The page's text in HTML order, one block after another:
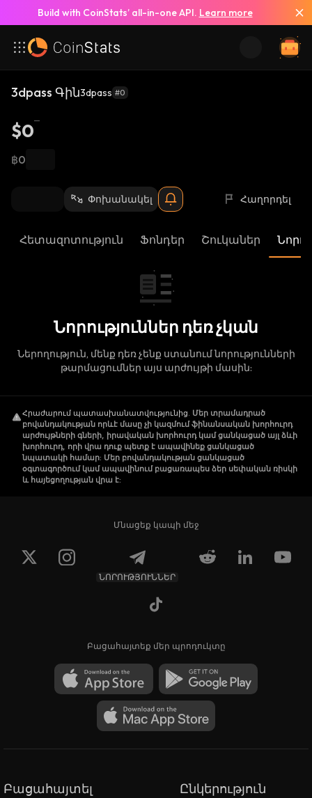
Build with CoinStats’ all-in-one API. Learn more
3dpass Գին3dpass #0
$0
฿0
Փոխանակել Հաղորդել
Հետազոտություն Ֆոնդեր Շուկաներ
Նորություններ դեռ չկան
Ներողություն, մենք դեռ չենք ստանում նորությունների
թարմացումներ այս արժույթի մասին:
Հրաժարում պատասխանատվությունից. Մեր տրամադրած
բովանդակության որևէ մասը չի կազմում ֆինանսական խորհուրդ
արժույթների գների, իրավական խորհուրդ կամ ցանկացած այլ ձևի
խորհուրդ, որի վրա դուք պետք է ապավինեք ցանկացած
նպատակի համար: Մեր բովանդակության ցանկացած
օգտագործում կամ ապավինում բացառապես ձեր սեփական ռիսկի
և հայեցողության վրա է:
Մնացեք կապի մեջ
ՆՈՐՈՒԹՅՈՒՆՆԵՐ
Բացահայտեք մեր պրոդուկտը
Բացահայտել Ընկերություն